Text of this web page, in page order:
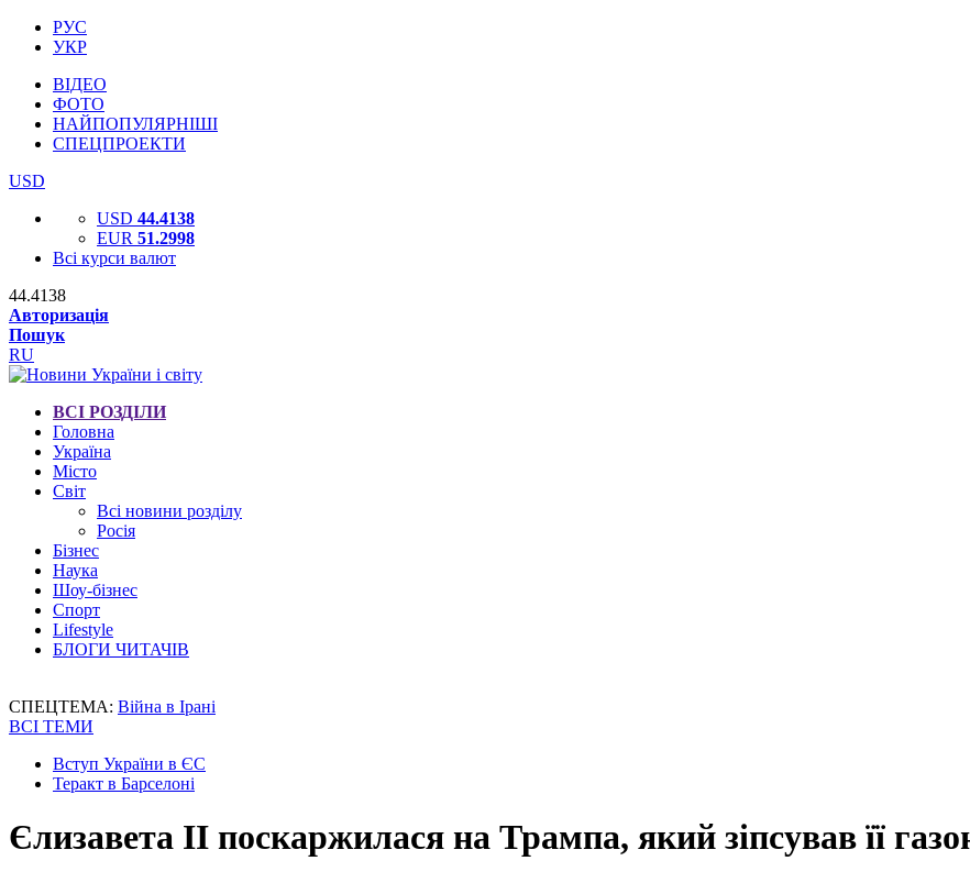
РУС
УКР
ВІДЕО
ФОТО
НАЙПОПУЛЯРНІШІ
СПЕЦПРОЕКТИ
USD
USD 44.4138
EUR 51.2998
Всі курси валют
44.4138
Авторизація
Пошук
RU
ВСІ РОЗДІЛИ
Головна
Україна
Місто
Світ
Всі новини розділу
Росія
Бізнес
Наука
Шоу-бізнес
Спорт
Lifestyle
БЛОГИ ЧИТАЧІВ
СПЕЦТЕМА: Війна в Ірані
ВСІ ТЕМИ
Вступ України в ЄС
Теракт в Барселоні
Єлизавета II поскаржилася на Трампа, який зіпсував її